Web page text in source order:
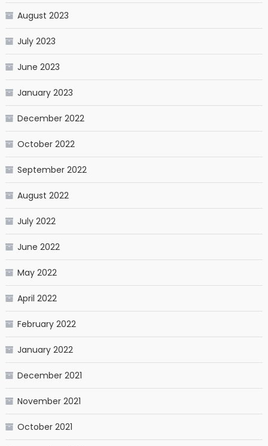
August 2023
July 2023
June 2023
January 2023
December 2022
October 2022
September 2022
August 2022
July 2022
June 2022
May 2022
April 2022
February 2022
January 2022
December 2021
November 2021
October 2021